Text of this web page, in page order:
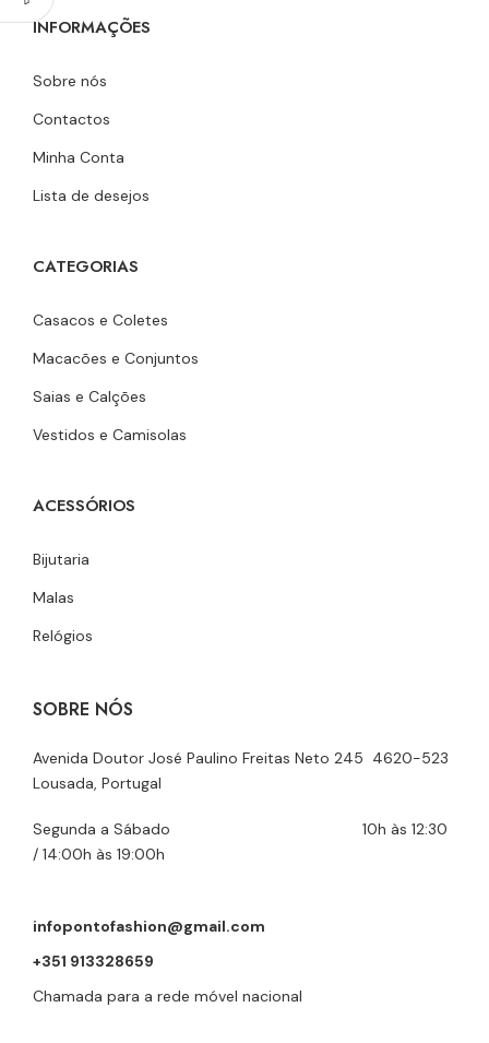
INFORMAÇÕES
Sobre nós
Contactos
Minha Conta
Lista de desejos
CATEGORIAS
Casacos e Coletes
Macacões e Conjuntos
Saias e Calções
Vestidos e Camisolas
ACESSÓRIOS
Bijutaria
Malas
Relógios
SOBRE NÓS
Avenida Doutor José Paulino Freitas Neto 245 4620-523
Lousada, Portugal
Segunda a Sábado 10h às 12:30
/ 14:00h às 19:00h
infopontofashion@gmail.com
+351 913328659
Chamada para a rede móvel nacional